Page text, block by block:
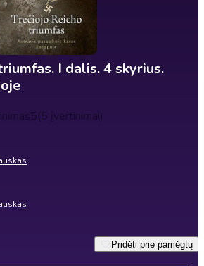
I dalis. 4 skyrius.
5(5 įvertinimai)
Pridėti prie pamėgtų